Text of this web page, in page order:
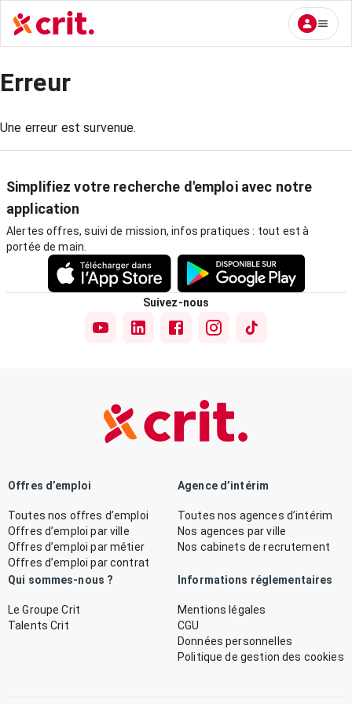
Erreur
Une erreur est survenue.
Simplifiez votre recherche d'emploi avec notre
application
Alertes offres, suivi de mission, infos pratiques : tout est à
portée de main.
Suivez-nous
Offres d’emploi
Toutes nos offres d’emploi
Offres d’emploi par ville
Offres d’emploi par métier
Offres d’emploi par contrat
Agence d’intérim
Toutes nos agences d’intérim
Nos agences par ville
Nos cabinets de recrutement
Qui sommes-nous ?
Le Groupe Crit
Talents Crit
Informations réglementaires
Mentions légales
CGU
Données personnelles
Politique de gestion des cookies